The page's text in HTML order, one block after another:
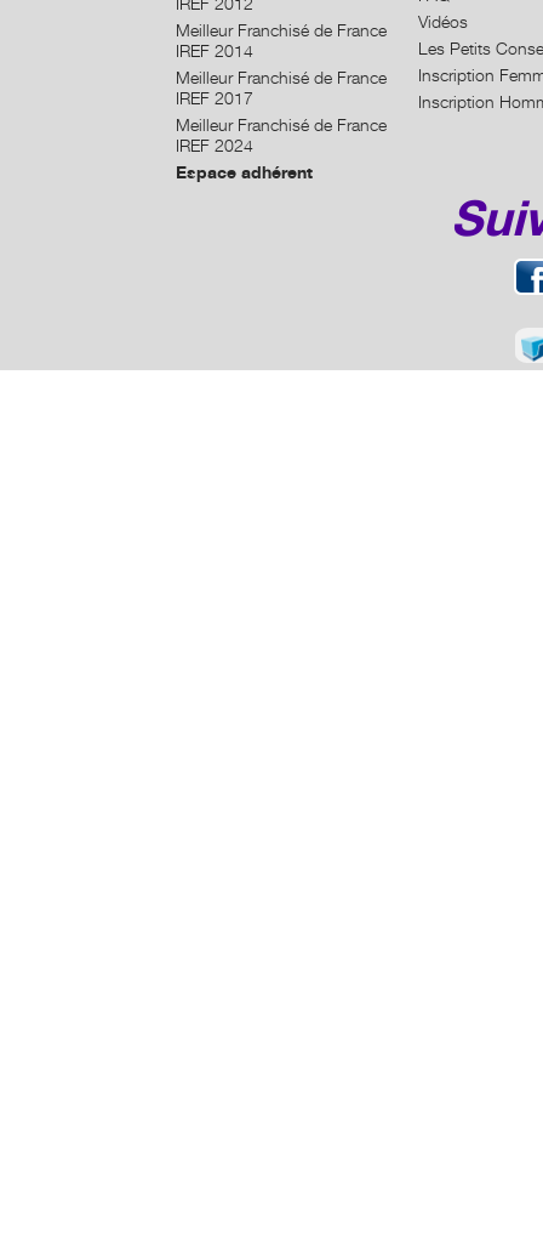
Meilleur Franchisé de France
IREF 2014
Meilleur Franchisé de France
IREF 2017
Meilleur Franchisé de France
IREF 2024
Espace adhérent
Vidéos
Les Petits
Inscription
Inscription